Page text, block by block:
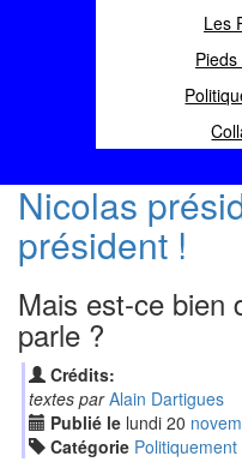
Les
Nicolas
président !
Mais est-ce bien
parle ?
Crédits:
textes par Alain Dartigues
Publié le lundi 20 nov
Catégorie